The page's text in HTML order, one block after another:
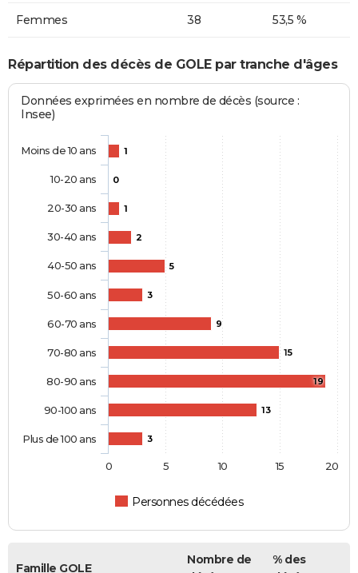
Femmes 38 53,5 %
Répartition des décès de GOLE par tranche d'âges
Données exprimées en nombre de décès (source :
Insee)
1
0
1
2
5
3
9
15
19
13
3
Personnes décédées
Moins de 10 ans
10-20 ans
20-30 ans
30-40 ans
40-50 ans
50-60 ans
60-70 ans
70-80 ans
80-90 ans
90-100 ans
Plus de 100 ans
0 5 10 15 20
Famille GOLE
Nombre de
% des